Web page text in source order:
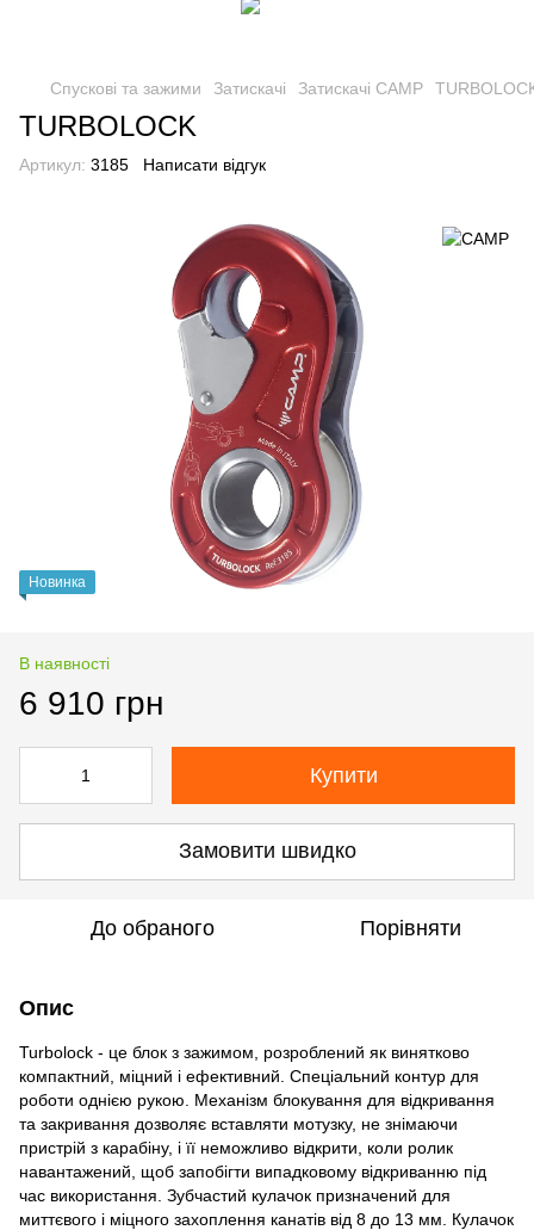
Спускові та зажими Затискачі Затискачі CAMP
TURBOLOCK
Артикул: 3185 Написати відгук
Новинка
В наявності
6 910 грн
Купити
Замовити швидко
До обраного Порівняти
Опис
Turbolock - це блок з зажимом, розроблений як винятково
компактний, міцний і ефективний. Спеціальний контур для
роботи однією рукою. Механізм блокування для відкривання
та закривання дозволяє вставляти мотузку, не знімаючи
пристрій з карабіну, і її неможливо відкрити, коли ролик
навантажений, щоб запобігти випадковому відкриванню під
час використання. Зубчастий кулачок призначений для
миттєвого і міцного захоплення канатів від 8 до 13 мм. Кулачок